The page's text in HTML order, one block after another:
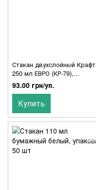
Стакан двухслойный Крафт
250 мл ЕВРО (КР-79),
упаковка 25 шт
93.00 грн/уп.
Купить